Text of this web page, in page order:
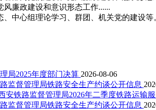
廉政建设和意识形态工作......
心组理论学习、群团、机关党的建设等
局2025年度部门决算 2026-08-06
监督管理局铁路安全生产约谈公开信息
安铁路监督管理局2026年二季度铁路运输
监督管理局铁路安全生产约谈公开信息